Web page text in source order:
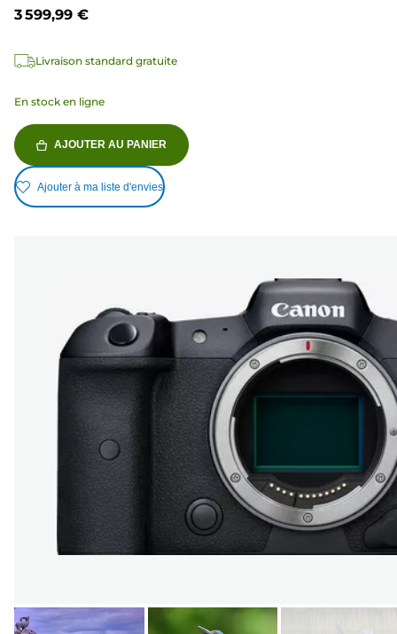
3 599,99 €
Livraison standard gratuite
En stock en ligne
AJOUTER AU PANIER
Ajouter à ma liste d'envies